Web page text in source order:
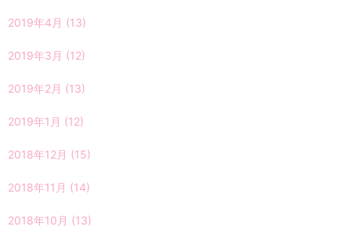
2019年4月 (13)
2019年3月 (12)
2019年2月 (13)
2019年1月 (12)
2018年12月 (15)
2018年11月 (14)
2018年10月 (13)